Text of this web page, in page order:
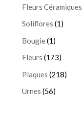
Fleurs Céramiques
Soliflores (1)
Bougie(1)
Fleurs (173)
Plaques (218)
Urnes (56)